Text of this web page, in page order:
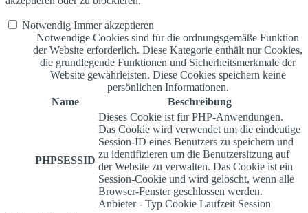
Notwendig Immer akzeptieren
Notwendige Cookies sind für die ordnungsgemäße Funktion
der Website erforderlich. Diese Kategorie enthält nur Cookies,
die grundlegende Funktionen und Sicherheitsmerkmale der
Website gewährleisten. Diese Cookies speichern keine
persönlichen Informationen.
Name
Beschreibung
PHPSESSID
Dieses Cookie ist für PHP-Anwendungen.
Das Cookie wird verwendet um die eindeutige
Session-ID eines Benutzers zu speichern und
zu identifizieren um die Benutzersitzung auf
der Website zu verwalten. Das Cookie ist ein
Session-Cookie und wird gelöscht, wenn alle
Browser-Fenster geschlossen werden.
Anbieter - Typ Cookie Laufzeit Session